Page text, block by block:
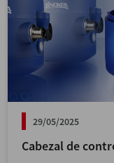
29/05/2025
Cabezal de